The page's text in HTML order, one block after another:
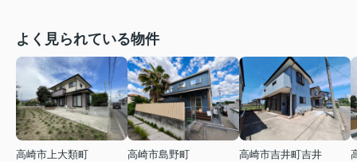
よく見られている物件
高崎市上大類町
高崎市島野町
高崎市吉井町吉井